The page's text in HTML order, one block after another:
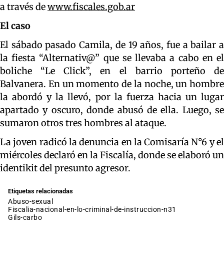
a través dewww.fiscales.gob.ar
El caso
El sábado pasado Camila, de 19 años, fue a bailar a
la fiesta “Alternativ@” que se llevaba a cabo en el
boliche “Le Click”, en el barrio porteño de
Balvanera. En un momento de la noche, un hombre
la abordó y la llevó, por la fuerza hacia un lugar
apartado y oscuro, donde abusó de ella. Luego, se
sumaron otros tres hombres al ataque.
La joven radicó la denuncia en la Comisaría N°6 y el
miércoles declaró en la Fiscalía, donde se elaboró un
identikit del presunto agresor.
Etiquetas relacionadas
abuso-sexual
fiscalia-nacional-en-lo-criminal-de-instruccion-n31
gils-carbo